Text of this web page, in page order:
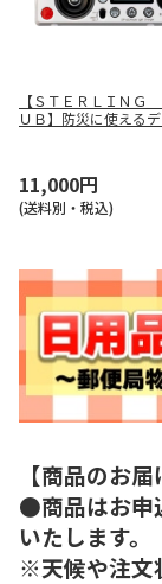
【ＳＴＥＲＬＩＮＧ
ＵＢ】防災に使える
11,000円
(送料別・税込)
【商品のお届
●商品はお申
いたします。
※天候や注文